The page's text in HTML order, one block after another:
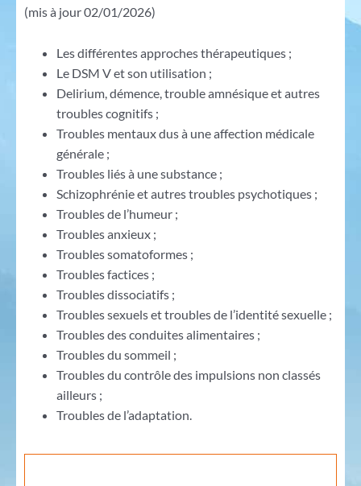
(mis à jour 02/01/2026)
Les différentes approches thérapeutiques ;
Le DSM V et son utilisation ;
Delirium, démence, trouble amnésique et autres
troubles cognitifs ;
Troubles mentaux dus à une affection médicale
générale ;
Troubles liés à une substance ;
Schizophrénie et autres troubles psychotiques ;
Troubles de l’humeur ;
Troubles anxieux ;
Troubles somatoformes ;
Troubles factices ;
Troubles dissociatifs ;
Troubles sexuels et troubles de l’identité sexuelle ;
Troubles des conduites alimentaires ;
Troubles du sommeil ;
Troubles du contrôle des impulsions non classés
ailleurs ;
Troubles de l’adaptation.